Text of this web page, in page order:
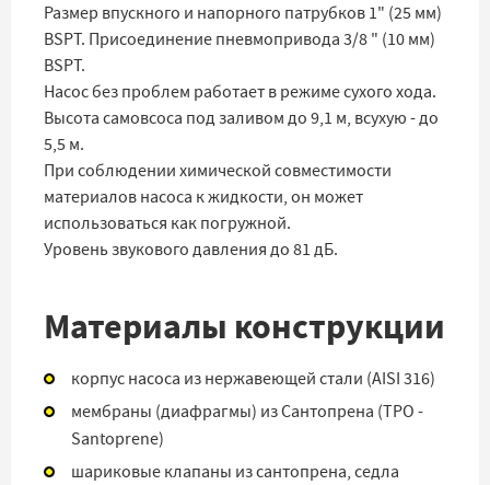
Размер впускного и напорного патрубков 1" (25 мм)
BSPT. Присоединение пневмопривода 3/8 " (10 мм)
BSPT.
Насос без проблем работает в режиме сухого хода.
Высота самовсоса под заливом до 9,1 м, всухую - до
5,5 м.
При соблюдении химической совместимости
материалов насоса к жидкости, он может
использоваться как погружной.
Уровень звукового давления до 81 дБ.
Материалы конструкции
корпус насоса из нержавеющей стали (AISI 316)
мембраны (диафрагмы) из Сантопрена (TPO -
Santoprene)
шариковые клапаны из сантопрена, седла